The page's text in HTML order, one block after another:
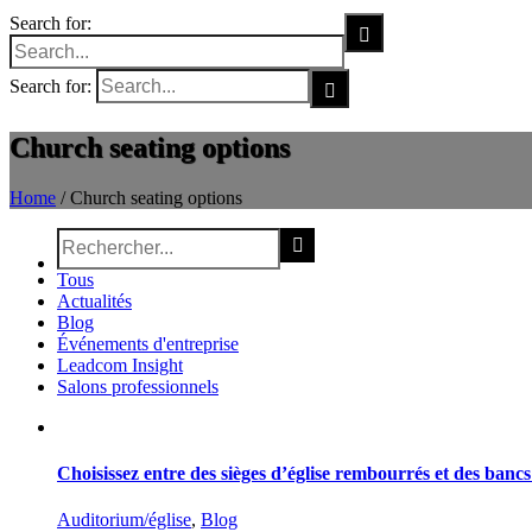
Search for:
Search for:
Church seating options
Home /Church seating options
Tous
Actualités
Blog
Événements d'entreprise
Leadcom Insight
Salons professionnels
Choisissez entre des sièges d’église rembourrés et des
Auditorium/église, Blog